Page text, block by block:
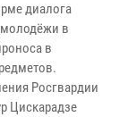
диалога
в
в
Росгвардии
Цискарадзе